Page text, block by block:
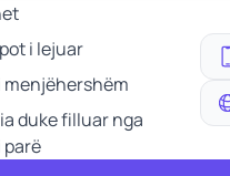
i lejuar
menjëhershëm
duke filluar nga
parë